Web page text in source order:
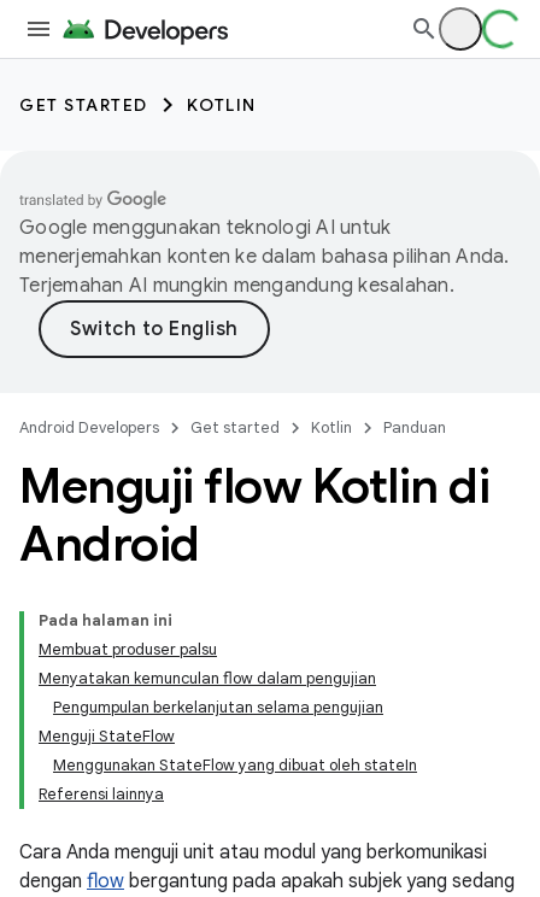
GET STARTED KOTLIN
Google menggunakan teknologi AI untuk
menerjemahkan konten ke dalam bahasa pilihan Anda.
Terjemahan AI mungkin mengandung kesalahan.
Android Developers Get started Kotlin Panduan
Menguji flow Kotlin di
Android
Pada halaman ini
Membuat produser palsu
Menyatakan kemunculan flow dalam pengujian
Pengumpulan berkelanjutan selama pengujian
Menguji StateFlow
Menggunakan StateFlow yang dibuat oleh stateIn
Referensi lainnya
Cara Anda menguji unit atau modul yang berkomunikasi
dengan flow bergantung pada apakah subjek yang sedang